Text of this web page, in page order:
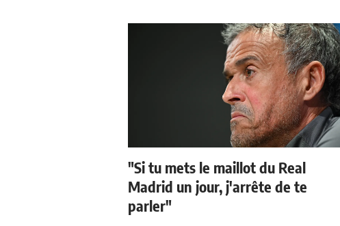
"Si tu mets le maillot du Real
Madrid un jour, j'arrête de te
parler"